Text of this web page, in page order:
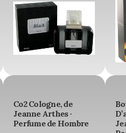
Co2 Cologne, de
Jeanne Arthes ·
Perfume de Hombre